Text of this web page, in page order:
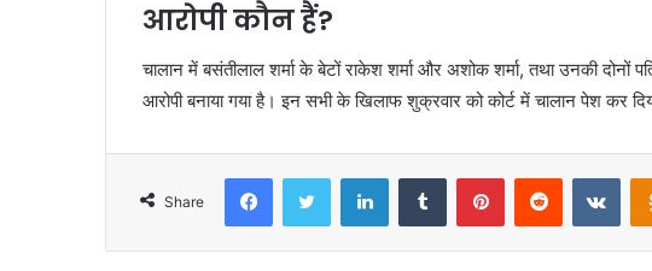
आरोपी कौन हैं?
चालान में बसंतीलाल शर्मा के बेटों राकेश शर्मा और अशोक शर्मा, तथा उनकी दोनों
आरोपी बनाया गया है। इन सभी के खिलाफ शुक्रवार को कोर्ट में चालान पेश कर
Share
FacebookTwitter LinkedInTumblr PinterestReddit